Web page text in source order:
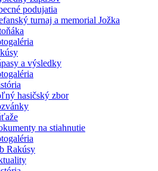
podujatia
turnaj a memorial Jožka
a výsledky
hasičský zbor
na stiahnutie
Rakúsy